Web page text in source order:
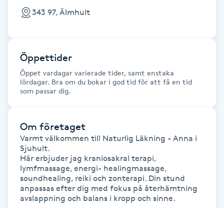
Färgning
Föning
Gel naglar
Gelenaglar
Gellack
Gellack med förstärkning
Gravidmassage
343 97, Älmhult
Öppettider
Öppet vardagar varierade tider, samt enstaka
lördagar. Bra om du bokar i god tid för att få en tid
som passar dig.
Om företaget
Varmt välkommen till Naturlig Läkning - Anna i
Sjuhult.
Här erbjuder jag kraniosakral terapi,
lymfmassage, energi- healingmassage,
soundhealing, reiki och zonterapi. Din stund
anpassas efter dig med fokus på återhämtning
avslappning och balans i kropp och sinne.